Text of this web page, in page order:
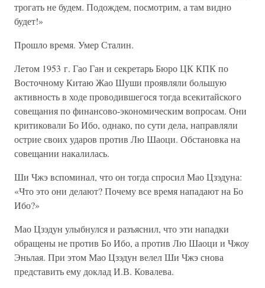
трогать не будем. Подождем, посмотрим, а там видно
будет!»
Прошло время. Умер Сталин.
Летом 1953 г. Гао Ган и секретарь Бюро ЦК КПК по
Восточному Китаю Жао Шуши проявляли большую
активность в ходе проводившегося тогда всекитайского
совещания по финансово-экономическим вопросам. Они
критиковали Бо Ибо, однако, по сути дела, направляли
острие своих ударов против Лю Шаоци. Обстановка на
совещании накалилась.
Ши Чжэ вспоминал, что он тогда спросил Мао Цзэдуна:
«Что это они делают? Почему все время нападают на Бо
Ибо?»
Мао Цзэдун улыбнулся и разъяснил, что эти нападки
обращены не против Бо Ибо, а против Лю Шаоци и Чжоу
Эньлая. При этом Мао Цзэдун велел Ши Чжэ снова
представить ему доклад И.В. Ковалева.